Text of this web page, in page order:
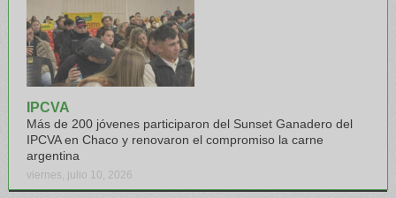
IPCVA
Más de 200 jóvenes participaron del Sunset Ganadero del
IPCVA en Chaco y renovaron el compromiso la carne
argentina
viernes, julio 10, 2026